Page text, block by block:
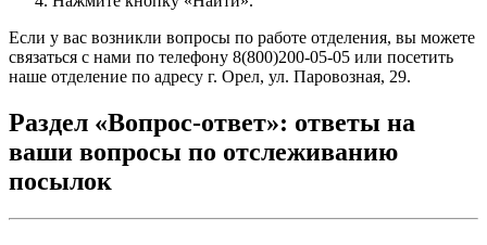
Если у вас возникли вопросы по работе отделения, вы можете
связаться с нами по телефону 8(800)200-05-05 или посетить
наше отделение по адресу г. Орел, ул. Паровозная, 29.
Раздел «Вопрос-ответ»: ответы на
ваши вопросы по отслеживанию
посылок